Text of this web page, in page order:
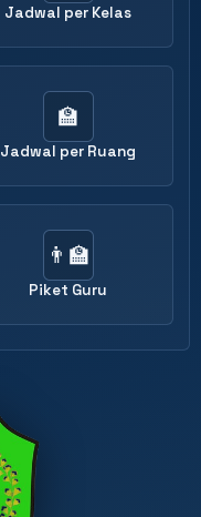
Jadwal per Kelas
🏫
Jadwal per Ruang
👨‍🏫
Piket Guru